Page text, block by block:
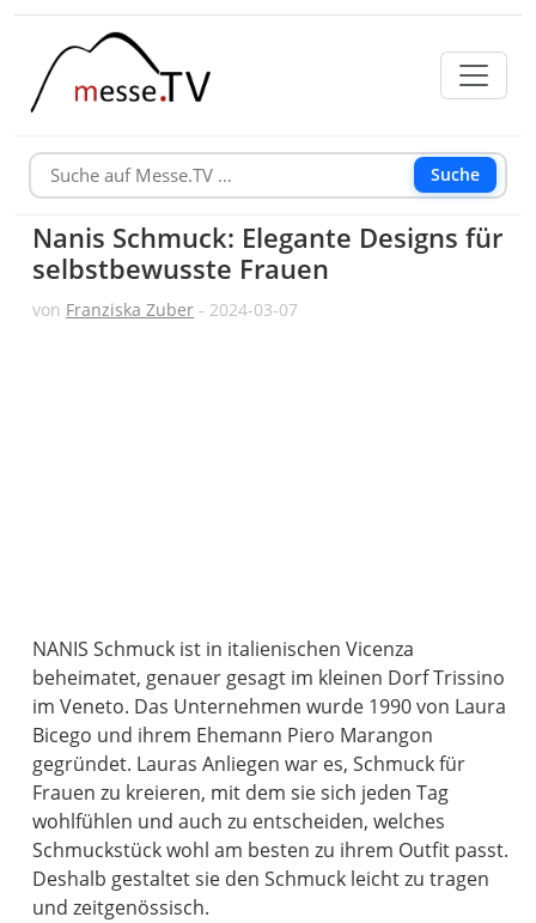
Suche
Nanis Schmuck: Elegante Designs für
selbstbewusste Frauen
von Franziska Zuber - 2024-03-07
NANIS Schmuck ist in italienischen Vicenza
beheimatet, genauer gesagt im kleinen Dorf Trissino
im Veneto. Das Unternehmen wurde 1990 von Laura
Bicego und ihrem Ehemann Piero Marangon
gegründet. Lauras Anliegen war es, Schmuck für
Frauen zu kreieren, mit dem sie sich jeden Tag
wohlfühlen und auch zu entscheiden, welches
Schmuckstück wohl am besten zu ihrem Outfit passt.
Deshalb gestaltet sie den Schmuck leicht zu tragen
und zeitgenössisch.